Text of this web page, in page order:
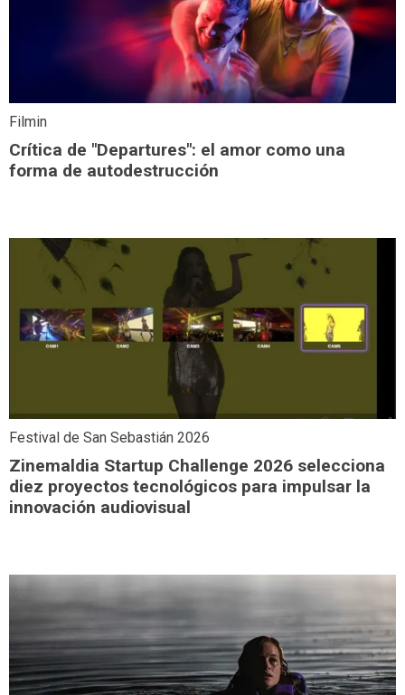
Filmin
Crítica de "Departures": el amor como una
forma de autodestrucción
Festival de San Sebastián 2026
Zinemaldia Startup Challenge 2026 selecciona
diez proyectos tecnológicos para impulsar la
innovación audiovisual